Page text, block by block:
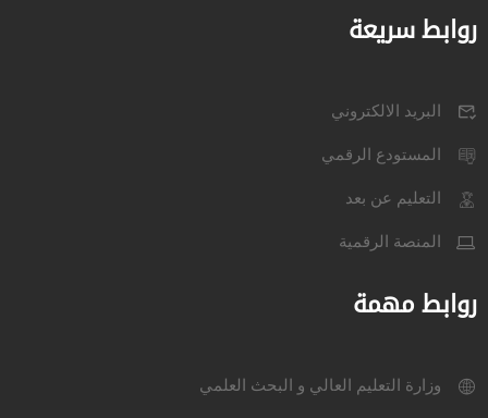
روابط سريعة
البريد الالكتروني
المستودع الرقمي
التعليم عن بعد
المنصة الرقمية
روابط مهمة
وزارة التعليم العالي و البحث العلمي